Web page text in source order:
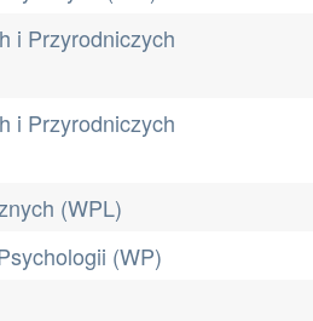
i Przyrodniczych
i Przyrodniczych
(WPL)
(WP)